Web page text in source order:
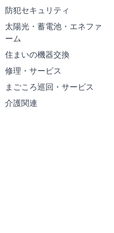
防犯セキュリティ
太陽光・蓄電池・エネファ
ーム
住まいの機器交換
修理・サービス
まごころ巡回・サービス
介護関連